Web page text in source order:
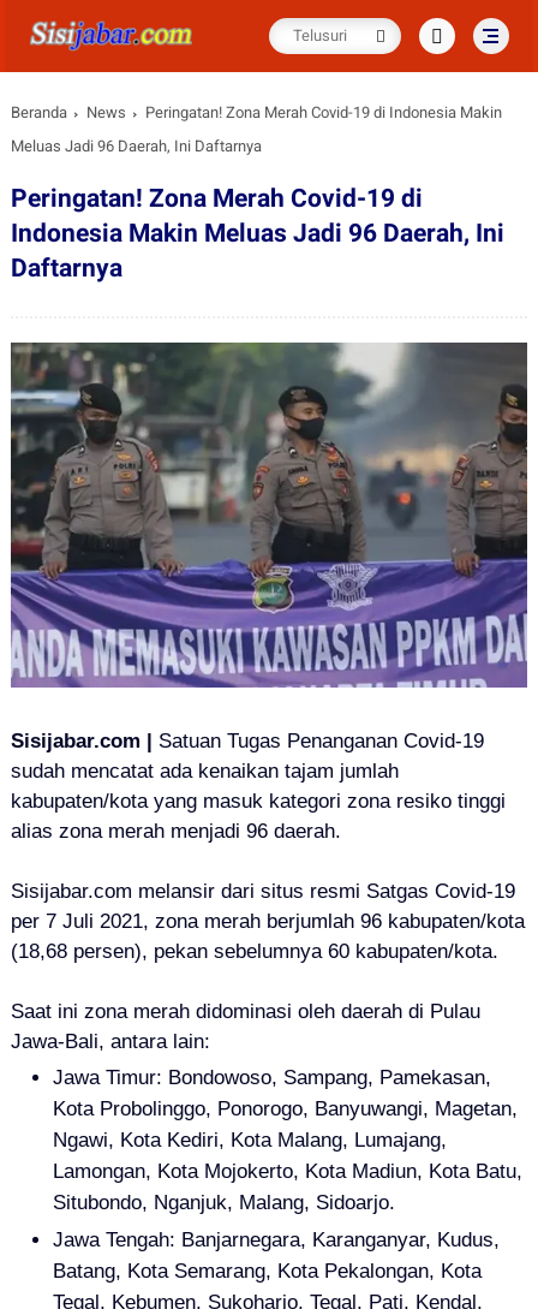
Beranda News
Peringatan! Zona Merah Covid-19 di Indonesia Makin
Meluas Jadi 96 Daerah, Ini Daftarnya
Peringatan! Zona Merah Covid-19 di
Indonesia Makin Meluas Jadi 96 Daerah, Ini
Daftarnya
Sisijabar.com | Satuan Tugas Penanganan Covid-19
sudah mencatat ada kenaikan tajam jumlah
kabupaten/kota yang masuk kategori zona resiko tinggi
alias zona merah menjadi 96 daerah.
Sisijabar.com melansir dari situs resmi Satgas Covid-19
per 7 Juli 2021, zona merah berjumlah 96 kabupaten/kota
(18,68 persen), pekan sebelumnya 60 kabupaten/kota.
Saat ini zona merah didominasi oleh daerah di Pulau
Jawa-Bali, antara lain:
Jawa Timur: Bondowoso, Sampang, Pamekasan,
Kota Probolinggo, Ponorogo, Banyuwangi, Magetan,
Ngawi, Kota Kediri, Kota Malang, Lumajang,
Lamongan, Kota Mojokerto, Kota Madiun, Kota Batu,
Situbondo, Nganjuk, Malang, Sidoarjo.
Jawa Tengah: Banjarnegara, Karanganyar, Kudus,
Batang, Kota Semarang, Kota Pekalongan, Kota
Tegal, Kebumen, Sukoharjo, Tegal, Pati, Kendal,